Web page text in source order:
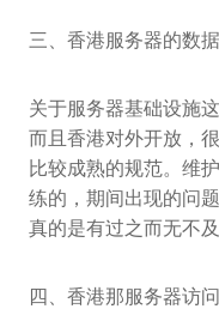
三、香港服务器的数
关于服务器基础设施
而且香港对外开放，
比较成熟的规范。维
练的，期间出现的问
真的是有过之而无不及
四、香港那服务器访